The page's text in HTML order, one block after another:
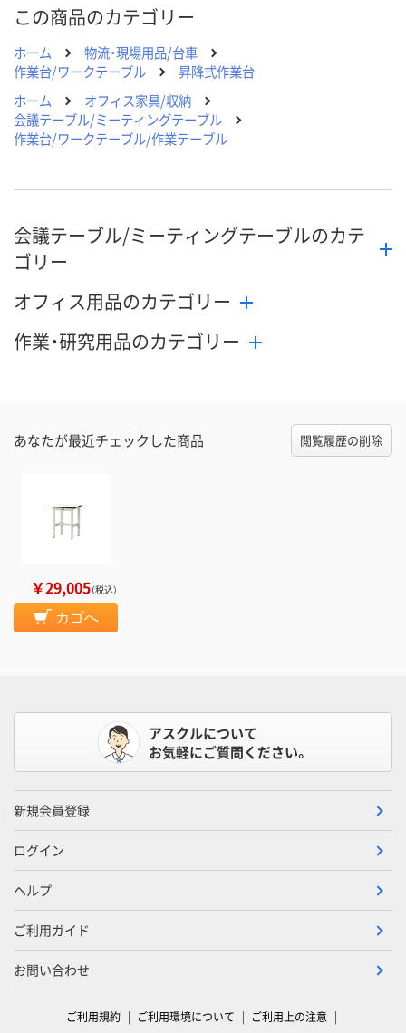
この商品のカテゴリー
ホーム
物流・現場用品/台車
作業台/ワークテーブル
昇降式作業台
ホーム
オフィス家具/収納
会議テーブル/ミーティングテーブル
作業台/ワークテーブル/作業テーブル
会議テーブル/ミーティングテーブルのカテ
ゴリー
オフィス用品のカテゴリー
作業・研究用品のカテゴリー
あなたが最近チェックした商品 閲覧履歴の削除
￥29,005（税込）
カゴへ
アスクルについて
お気軽にご質問ください。
新規会員登録
ログイン
ヘルプ
ご利用ガイド
お問い合わせ
ご利用規約 ご利用環境について ご利用上の注意